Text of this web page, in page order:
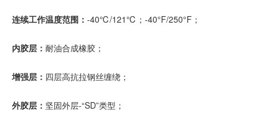
连续工作温度范围： -40℃/121℃；-40°F/250°F；
内胶层： 耐油合成橡胶；
增强层： 四层高抗拉钢丝缠绕；
外胶层： 坚固外层-“SD”类型；